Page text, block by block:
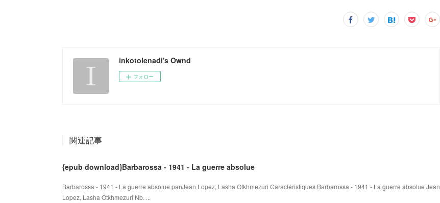
inkotolenadi's Ownd
フォロー
関連記事
{epub download}Barbarossa - 1941 - La guerre absolue
Barbarossa - 1941 - La guerre absolue panJean Lopez, Lasha Otkhmezuri Caractéristiques Barbarossa - 1941 - La guerre absolue Jean
Lopez, Lasha Otkhmezuri Nb. ...